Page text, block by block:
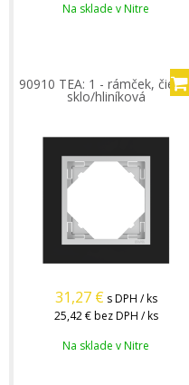
Na sklade v Nitre
90910 TEA: 1 - rámček, čierne
sklo/hliníková
31,27 € s DPH / ks
25,42 € bez DPH / ks
Na sklade v Nitre